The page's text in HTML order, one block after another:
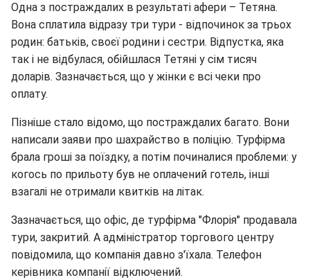
Одна з постраждалих в результаті афери – Тетяна.
Вона сплатила відразу три тури - відпочинок за трьох
родин: батьків, своєї родини і сестри. Відпустка, яка
так і не відбулася, обійшлася Тетяні у сім тисяч
доларів. Зазначається, що у жінки є всі чеки про
оплату.
Пізніше стало відомо, що постраждалих багато. Вони
написали заяви про шахрайство в поліцію. Турфірма
брала гроші за поїздку, а потім починалися проблеми: у
когось по прильоту був не оплачений готель, інші
взагалі не отримали квитків на літак.
Зазначається, що офіс, де турфірма "Флорія" продавала
тури, закритий. А адміністратор торгового центру
повідомила, що компанія давно з'їхала. Телефон
керівника компанії відключений.